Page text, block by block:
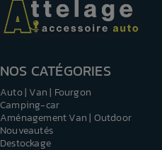
NOS CATÉGORIES
Auto | Van | Fourgon
Camping-car
Aménagement Van | Outdoor
Nouveautés
Destockage